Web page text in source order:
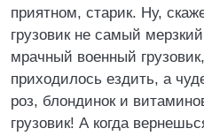
приятном, старик. Ну,
грузовик не самый
мрачный военный
приходилось ездить, а
роз, блондинок и
грузовик! А когда